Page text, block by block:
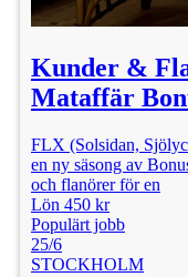
Kunder &
Mataffär
FLX (Solsidan,
en ny säsong av
och flanörer för en
Lön 450 kr
Populärt jobb
25/6
STOCKHOLM